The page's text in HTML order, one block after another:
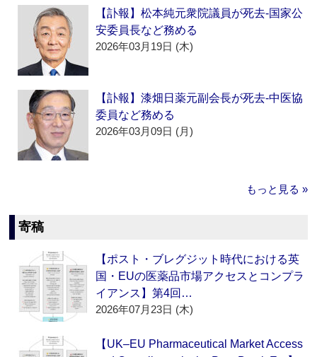
【訃報】松本純元衆院議員が死去‐国家公
安委員長など務める
2026年03月19日 (木)
【訃報】漆畑日薬元副会長が死去‐中医協
委員など務める
2026年03月09日 (月)
もっと見る »
寄稿
【ポスト・ブレグジット時代における英
国・EUの医薬品市場アクセスとコンプラ
イアンス】第4回…
2026年07月23日 (木)
【UK–EU Pharmaceutical Market Access